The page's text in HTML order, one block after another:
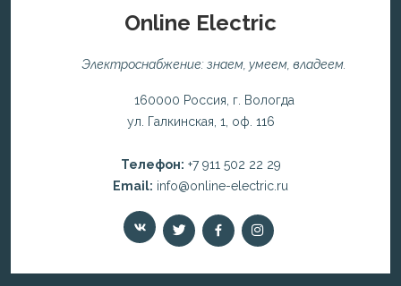
Online Electric
Электроснабжение: знаем, умеем, владеем.
160000 Россия, г. Вологда
ул. Галкинская, 1, оф. 116
Телефон: +7 911 502 22 29
Email: info@online-electric.ru